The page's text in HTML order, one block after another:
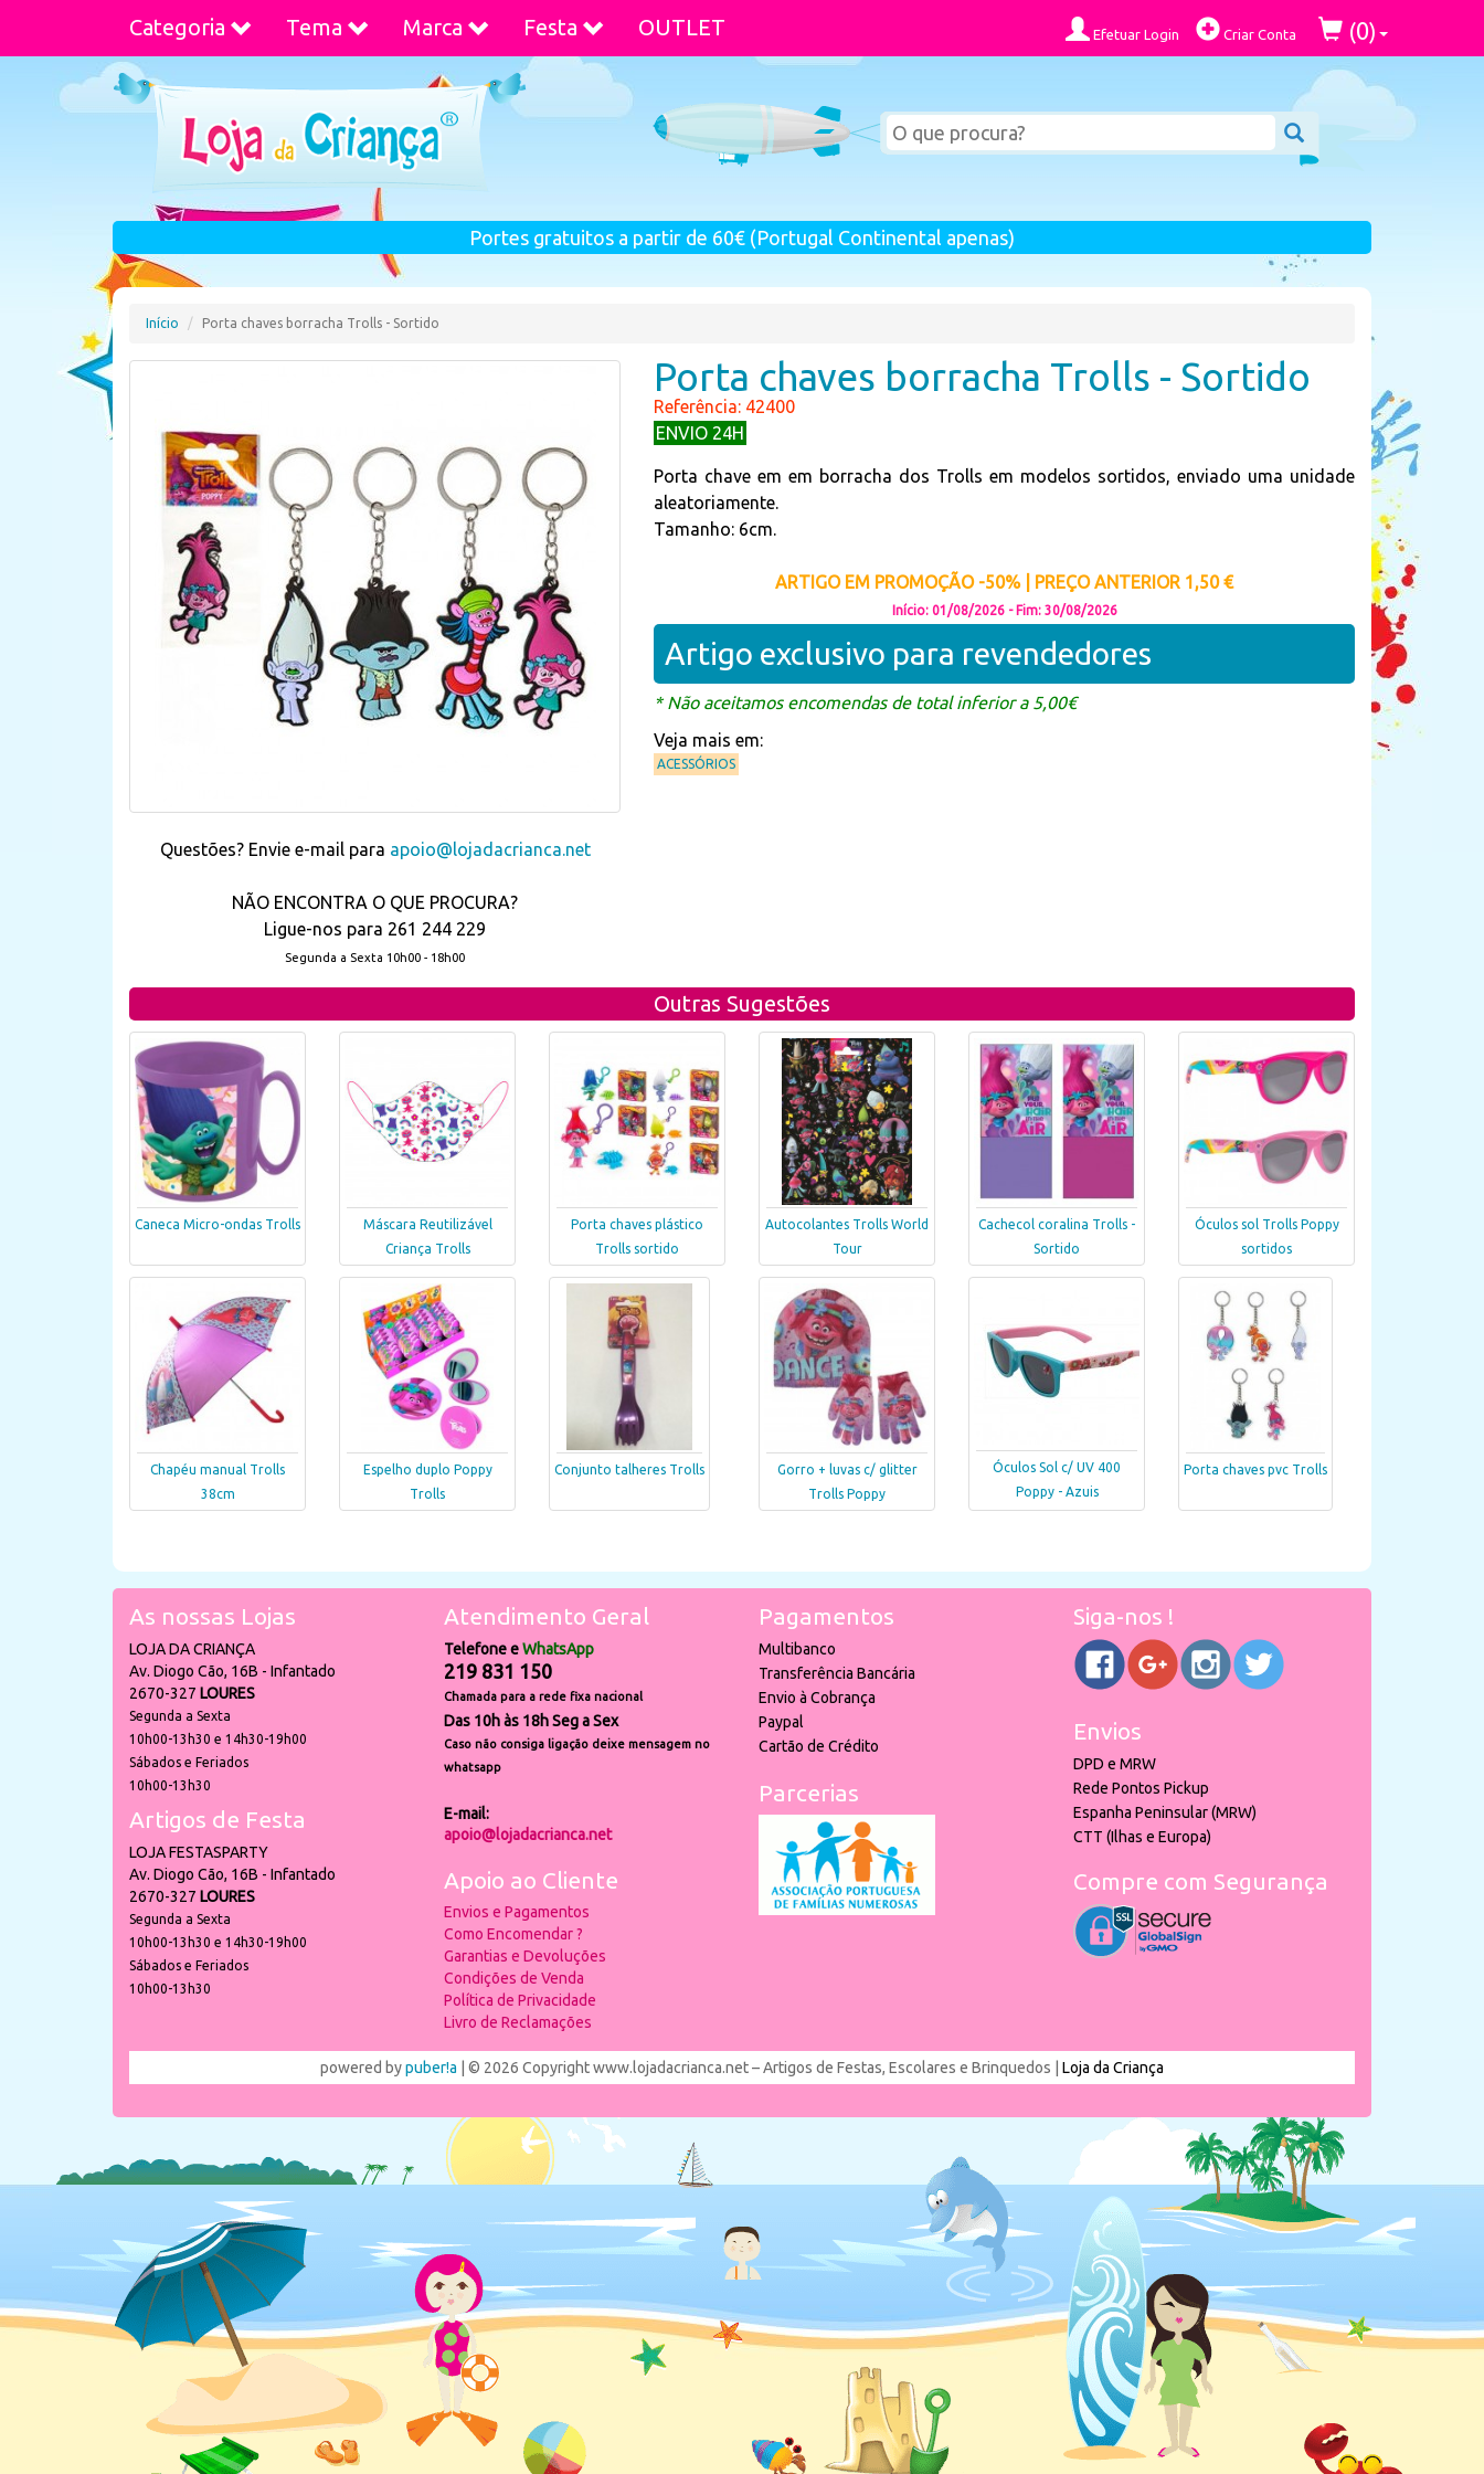
Categoria Tema Marca Festa OUTLET Efetuar Login Criar Conta (0)
Portes gratuitos a partir de 60€ (Portugal Continental apenas)
Início Porta chaves borracha Trolls - Sortido
Questões? Envie e-mail para apoio@lojadacrianca.net
NÃO ENCONTRA O QUE PROCURA?
Ligue-nos para 261 244 229
Segunda a Sexta 10h00 - 18h00
Porta chaves borracha Trolls - Sortido
Referência: 42400
ENVIO 24H
Porta chave em em borracha dos Trolls em modelos sortidos, enviado uma unidade
aleatoriamente.
Tamanho: 6cm.
ARTIGO EM PROMOÇÃO -50% | PREÇO ANTERIOR 1,50 €
Início: 01/08/2026 - Fim: 30/08/2026
Artigo exclusivo para revendedores
* Não aceitamos encomendas de total inferior a 5,00€
Veja mais em:
ACESSÓRIOS
Outras Sugestões
Caneca Micro-ondas Trolls
Máscara Reutilizável
Criança Trolls
Porta chaves plástico
Trolls sortido
Autocolantes Trolls World
Tour
Cachecol coralina Trolls -
Sortido
Óculos sol Trolls Poppy
sortidos
Chapéu manual Trolls
38cm
Espelho duplo Poppy
Trolls
Conjunto talheres Trolls
Gorro + luvas c/ glitter
Trolls Poppy
Óculos Sol c/ UV 400
Poppy - Azuis
Porta chaves pvc Trolls
As nossas Lojas
LOJA DA CRIANÇA
Av. Diogo Cão, 16B - Infantado
2670-327 LOURES
Segunda a Sexta
10h00-13h30 e 14h30-19h00
Sábados e Feriados
10h00-13h30
Artigos de Festa
LOJA FESTASPARTY
Av. Diogo Cão, 16B - Infantado
2670-327 LOURES
Segunda a Sexta
10h00-13h30 e 14h30-19h00
Sábados e Feriados
10h00-13h30
Atendimento Geral
Telefone eWhatsApp
219 831 150
Chamada para a rede fixa nacional
Das 10h às 18h Seg a Sex
Caso não consiga ligação deixe mensagem no
whatsapp
E-mail:
apoio@lojadacrianca.net
Apoio ao Cliente
Envios e Pagamentos
Como Encomendar ?
Garantias e Devoluções
Condições de Venda
Política de Privacidade
Livro de Reclamações
Pagamentos
Multibanco
Transferência Bancária
Envio à Cobrança
Paypal
Cartão de Crédito
Parcerias
Siga-nos !
Envios
DPD e MRW
Rede Pontos Pickup
Espanha Peninsular (MRW)
CTT (Ilhas e Europa)
Compre com Segurança
powered bypuber!a | © 2026 Copyright www.lojadacrianca.net – Artigos de Festas, Escolares e Brinquedos | Loja da Criança